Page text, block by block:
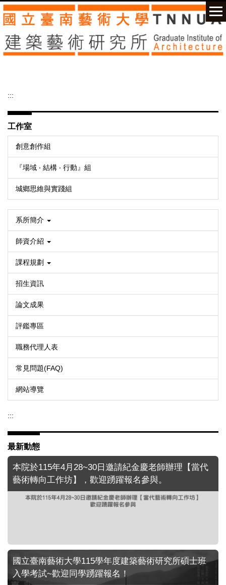
跳
到
主
要
內
:::
工作室
創意創作組
『場域 ‧ 結構 ‧ 行動』組
城鄉思維與實踐組
系所簡介
師資介紹
課程規劃
招生資訊
論文成果
評鑑專區
職務代理人表
常見問題(FAQ)
網站導覽
:::
最新動態
本院於115年4月28~30日邀請紀金慶老師辦理【當代
藝術轉向工作坊】，歡迎踴躍報名參與。
國立臺南藝術大學115學年度建築藝術研究所碩士班
入學考試~歡迎同學踴躍報名！